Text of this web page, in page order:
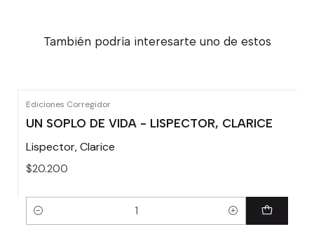
También podría interesarte uno de estos
Ediciones Corregidor
UN SOPLO DE VIDA - LISPECTOR, CLARICE
Lispector, Clarice
$20.200
Cantidad